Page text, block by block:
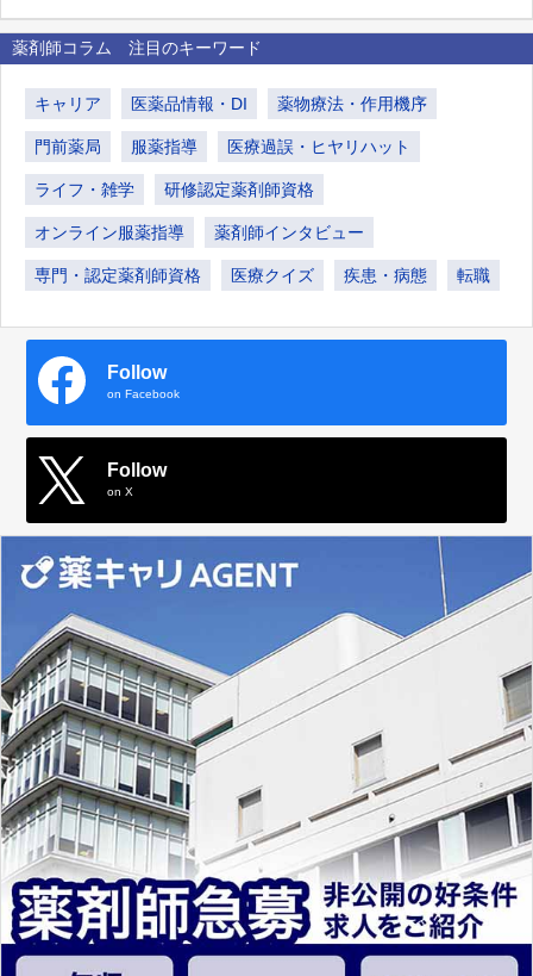
薬剤師コラム 注目のキーワード
キャリア 医薬品情報・DI 薬物療法・作用機序
門前薬局 服薬指導 医療過誤・ヒヤリハット
ライフ・雑学 研修認定薬剤師資格
オンライン服薬指導 薬剤師インタビュー
専門・認定薬剤師資格 医療クイズ 疾患・病態 転職
Follow
on Facebook
Follow
on X